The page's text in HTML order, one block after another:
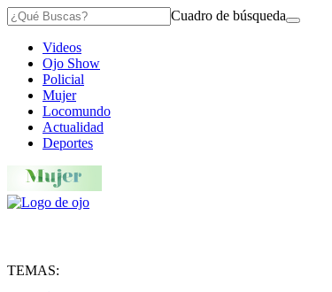
Cuadro de búsqueda
Videos
Ojo Show
Policial
Mujer
Locomundo
Actualidad
Deportes
TEMAS: